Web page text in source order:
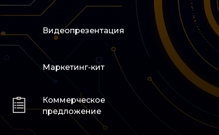
Портфолио
Тарифы
Контакты
Техподдержка
Видеопрезентация
Маркетинг-кит
Коммерческое
предложение